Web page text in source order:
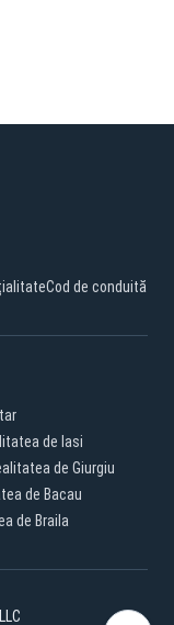
Cod de conduită
de Iasi
de Giurgiu
de Bacau
de Braila